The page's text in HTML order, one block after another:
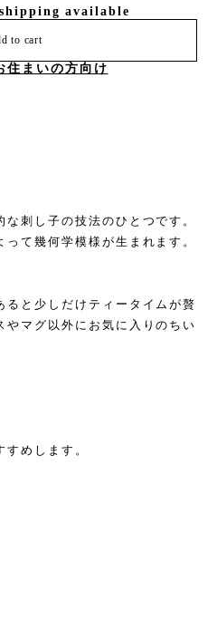
available
to cart
住まいの方向け
刺し子の技法のひとつです。
て幾何学模様が生まれます。
ると少しだけティータイムが贅
やマグ以外にお気に入りのちい
めします。